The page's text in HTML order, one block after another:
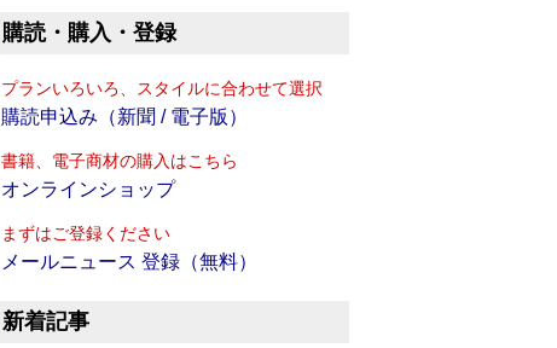
購読・購入・登録
プランいろいろ、スタイルに合わせて選択
購読申込み（新聞 / 電子版）
書籍、電子商材の購入はこちら
オンラインショップ
まずはご登録ください
メールニュース 登録（無料）
新着記事